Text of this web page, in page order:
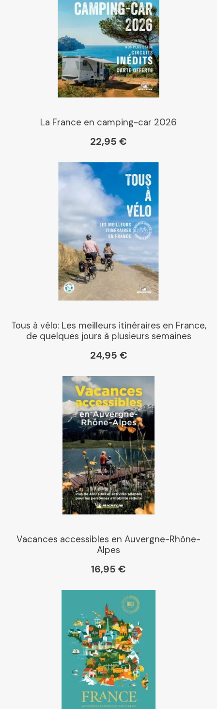
Dialogue
Librairie La Procure
Gibert
Kleber
Place des libraires
E Leclerc
Boutique L'Aventure
La France en camping-car 2026
22,95 €
Tous à vélo: Les meilleurs itinéraires en France,
de quelques jours à plusieurs semaines
24,95 €
Vacances accessibles en Auvergne-Rhône-
Alpes
16,95 €